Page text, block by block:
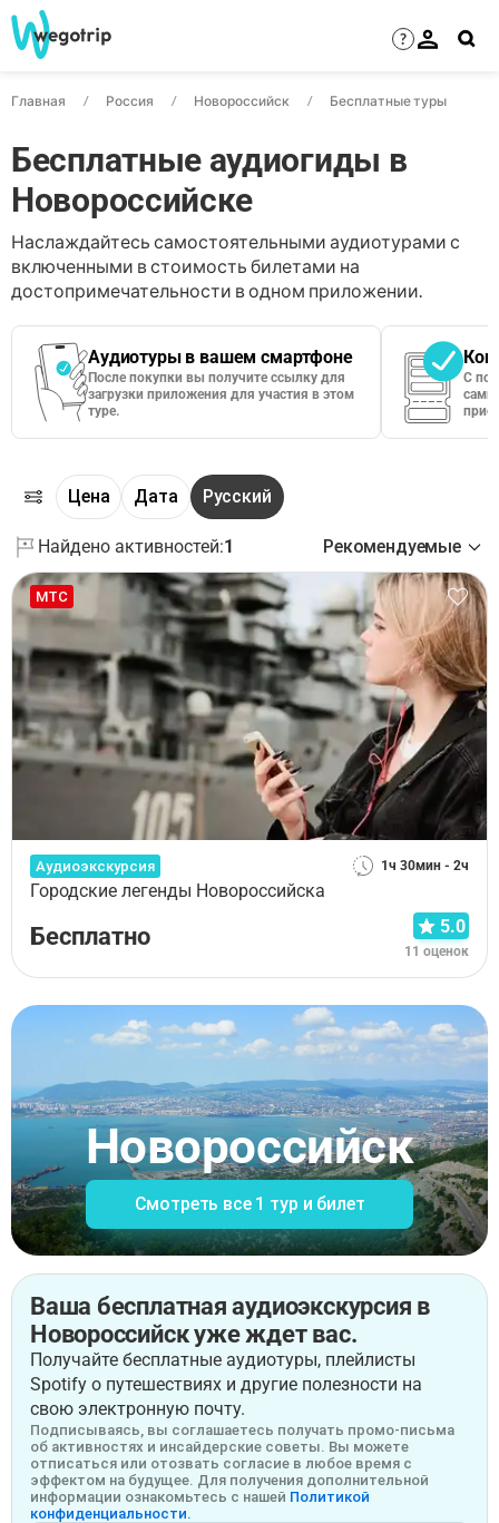
?
Главная Россия Новороссийск Бесплатные туры
Бесплатные аудиогиды в
Новороссийске
Наслаждайтесь самостоятельными аудиотурами с
включенными в стоимость билетами на
достопримечательности в одном приложении.
Аудиотуры в вашем смартфоне
После покупки вы получите ссылку для
загрузки приложения для участия в этом
туре.
С
сами
Цена Дата Русский
Найдено активностей:1 Рекомендуемые
МТС
Аудиоэкскурсия 1ч 30мин - 2ч
Городские легенды Новороссийска
Бесплатно 5.0
11 оценок
Новороссийск
Смотреть все 1 тур и билет
Ваша бесплатная аудиоэкскурсия в
Новороссийск уже ждет вас.
Получайте бесплатные аудиотуры, плейлисты
Spotify о путешествиях и другие полезности на
свою электронную почту.
Подписываясь, вы соглашаетесь получать промо-письма
об активностях и инсайдерские советы. Вы можете
отписаться или отозвать согласие в любое время с
эффектом на будущее. Для получения дополнительной
информации ознакомьтесь с нашей Политикой
конфиденциальности.